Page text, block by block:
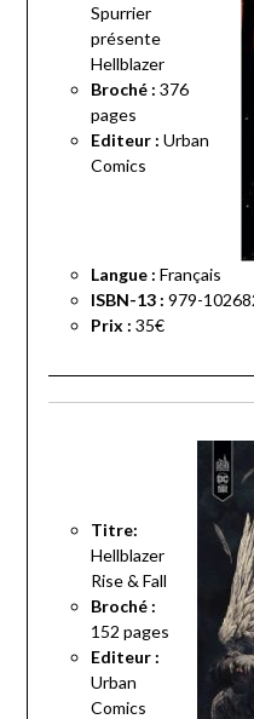
Spurrier
présente
Hellblazer
Broché : 376
pages
Editeur : Urban
Comics
Langue : Français
ISBN-13 : 979-
Prix : 35€
Titre:
Hellblazer
Rise & Fall
Broché :
152 pages
Editeur :
Urban
Comics